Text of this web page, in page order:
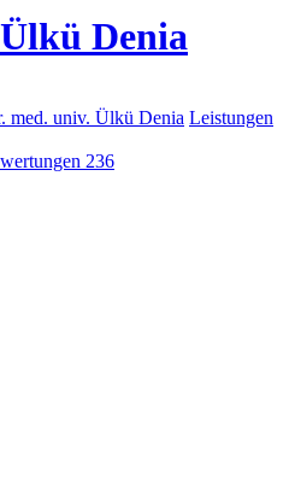
Denia
med. univ. Ülkü Denia Leistungen
236